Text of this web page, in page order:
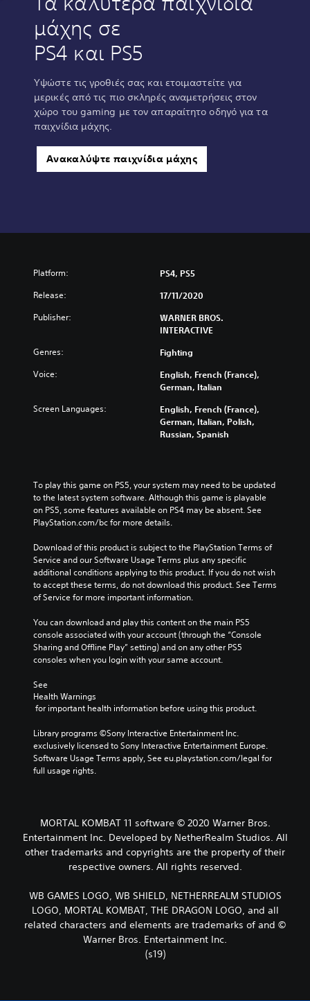
μάχης σε
PS4 και PS5
Υψώστε τις γροθιές σας και ετοιμαστείτε για
μερικές από τις πιο σκληρές αναμετρήσεις στον
χώρο του gaming με τον απαραίτητο οδηγό για τα
παιχνίδια μάχης.
Ανακαλύψτε παιχνίδια μάχης
Platform: PS4, PS5
Release: 17/11/2020
Publisher:
WARNER BROS.
INTERACTIVE
Genres: Fighting
Voice:
English, French (France),
German, Italian
Screen Languages:
English, French (France),
German, Italian, Polish,
Russian, Spanish
To play this game on PS5, your system may need to be updated
to the latest system software. Although this game is playable
on PS5, some features available on PS4 may be absent. See
PlayStation.com/bc for more details.
Download of this product is subject to the PlayStation Terms of
Service and our Software Usage Terms plus any specific
additional conditions applying to this product. If you do not wish
to accept these terms, do not download this product. See Terms
of Service for more important information.
You can download and play this content on the main PS5
console associated with your account (through the “Console
Sharing and Offline Play” setting) and on any other PS5
consoles when you login with your same account.
See
Health Warnings
for important health information before using this product.
Library programs ©Sony Interactive Entertainment Inc.
exclusively licensed to Sony Interactive Entertainment Europe.
Software Usage Terms apply, See eu.playstation.com/legal for
full usage rights.
MORTAL KOMBAT 11 software © 2020 Warner Bros.
Entertainment Inc. Developed by NetherRealm Studios. All
other trademarks and copyrights are the property of their
respective owners. All rights reserved.
WB GAMES LOGO, WB SHIELD, NETHERREALM STUDIOS
LOGO, MORTAL KOMBAT, THE DRAGON LOGO, and all
related characters and elements are trademarks of and ©
Warner Bros. Entertainment Inc.
(s19)